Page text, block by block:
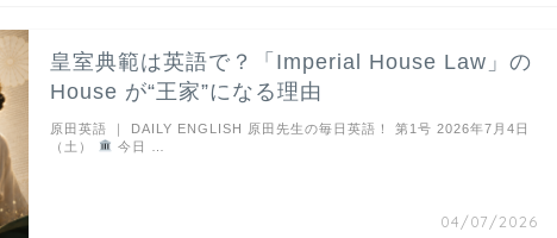
皇室典範は英語で？「Imperial House Law」の
House が“王家”になる理由
04/07/2026
原田英語 ｜ DAILY ENGLISH 原田先生の毎日英語！ 第1号 2026年7月4日
（土）
今日 …